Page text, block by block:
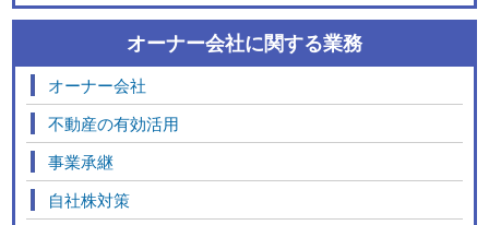
オーナー会社に関する業務
オーナー会社
不動産の有効活用
事業承継
自社株対策